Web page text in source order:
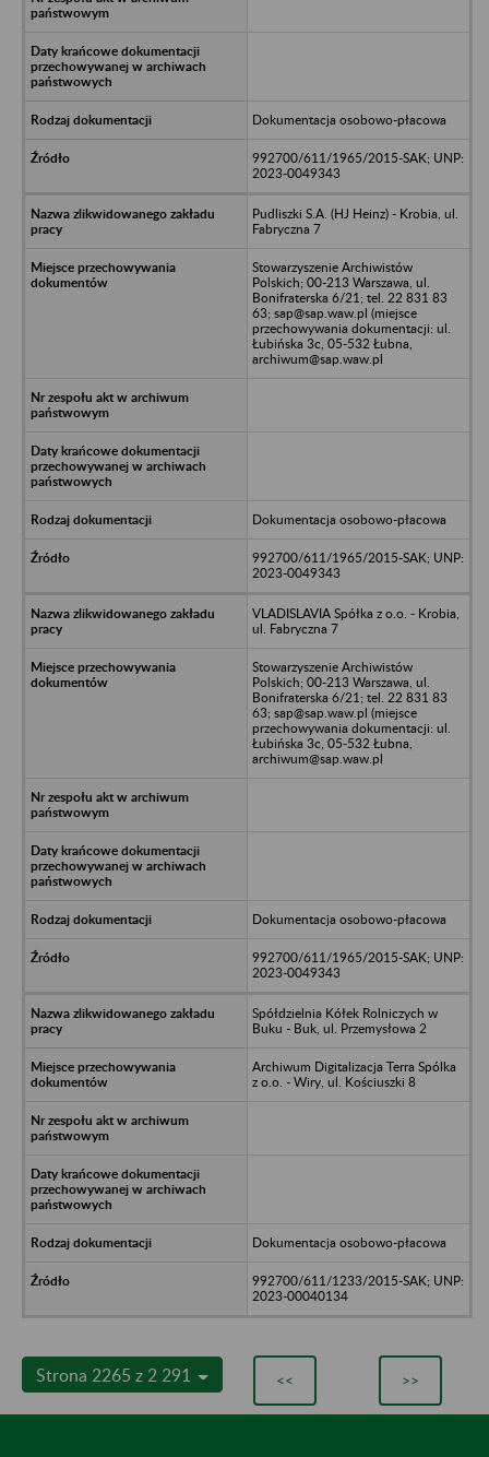
Dokumentacja osobowo-płacowa
992700/611/1965/2015-SAK; UNP:
2023-0049343
Pudliszki S.A. (HJ Heinz) - Krobia, ul.
Fabryczna 7
Stowarzyszenie Archiwistów
Polskich; 00-213 Warszawa, ul.
Bonifraterska 6/21; tel. 22 831 83
63; sap@sap.waw.pl (miejsce
przechowywania dokumentacji: ul.
Łubińska 3c, 05-532 Łubna,
archiwum@sap.waw.pl
Dokumentacja osobowo-płacowa
992700/611/1965/2015-SAK; UNP:
2023-0049343
VLADISLAVIA Spółka z o.o. - Krobia,
ul. Fabryczna 7
Stowarzyszenie Archiwistów
Polskich; 00-213 Warszawa, ul.
Bonifraterska 6/21; tel. 22 831 83
63; sap@sap.waw.pl (miejsce
przechowywania dokumentacji: ul.
Łubińska 3c, 05-532 Łubna,
archiwum@sap.waw.pl
Dokumentacja osobowo-płacowa
992700/611/1965/2015-SAK; UNP:
2023-0049343
Spółdzielnia Kółek Rolniczych w
Buku - Buk, ul. Przemysłowa 2
Archiwum Digitalizacja Terra Spólka
z o.o. - Wiry, ul. Kościuszki 8
Dokumentacja osobowo-płacowa
992700/611/1233/2015-SAK; UNP:
2023-00040134
Strona 2265 z 2 291 << >>